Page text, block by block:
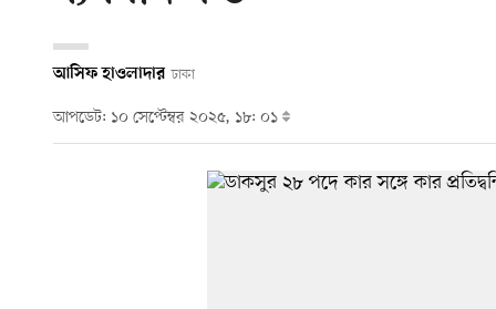
আসিফ হাওলাদার ঢাকা
আপডেট: ১০ সেপ্টেম্বর ২০২৫, ১৮: ০১